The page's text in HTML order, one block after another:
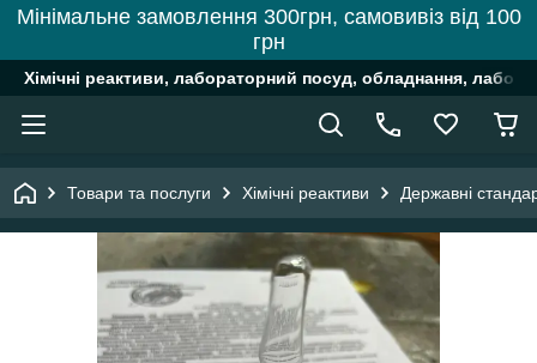
Мінімальне замовлення 300грн, самовивіз від 100
грн
Хімічні реактиви, лабораторний посуд, обладнання,
Товари та послуги Хімічні реактиви Державні